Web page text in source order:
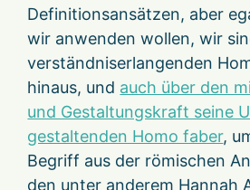
Definitionsansätzen, aber
wir anwenden wollen, wir
verständniserlangenden
hinaus, und auch über den
und Gestaltungskraft seine
gestaltenden Homo faber,
Begriff aus der römischen
den unter anderem Hannah